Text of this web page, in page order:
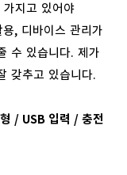
가지고 있어야
용, 디바이스 관리가
수 있습니다. 제가
갖추고 있습니다.
/ USB 입력 / 충전